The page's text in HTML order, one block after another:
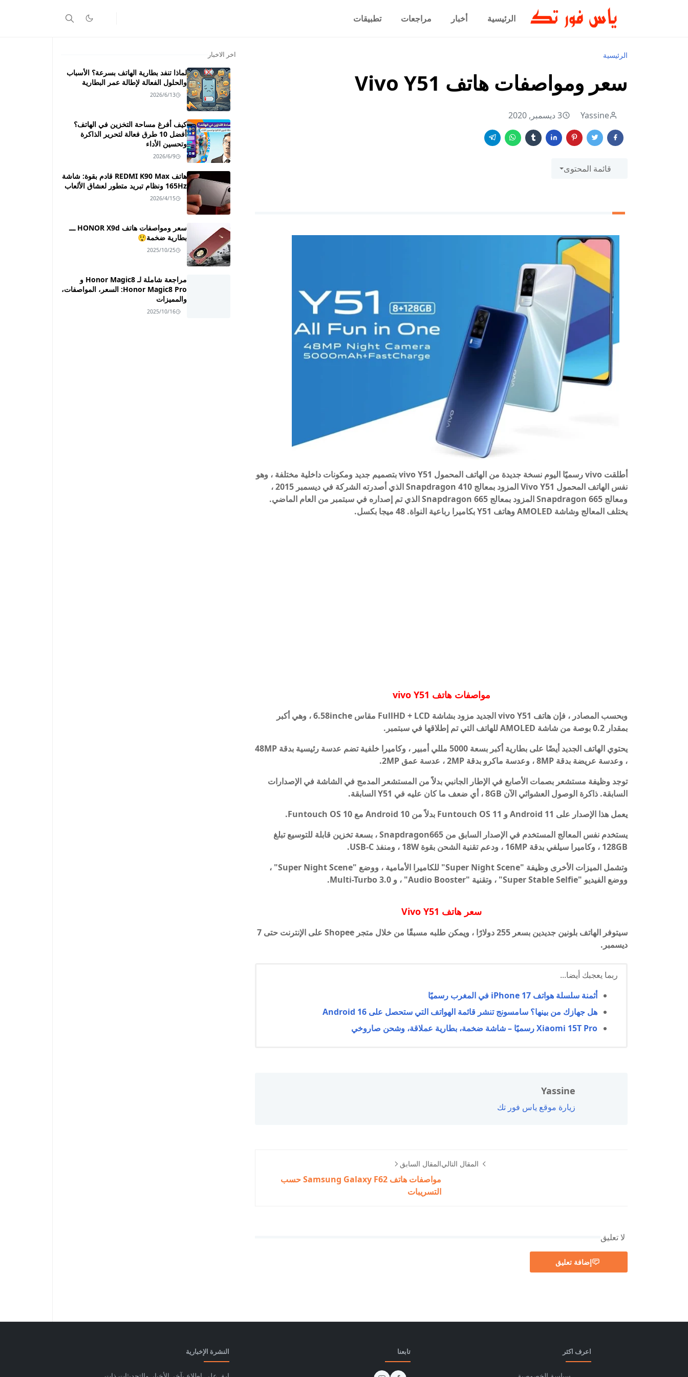
الرئيسية أخبار مراجعات تطبيقات
الرئيسية
سعر ومواصفات هاتف Vivo Y51
Yassine 3 ديسمبر, 2020
قائمة المحتوى
أطلقت vivo رسميًا اليوم نسخة جديدة من الهاتف المحمول vivo Y51 بتصميم جديد ومكونات داخلية مختلفة ، وهو
نفس الهاتف المحمول Vivo Y51 المزود بمعالج Snapdragon 410 الذي أصدرته الشركة في ديسمبر 2015 ،
ومعالج Snapdragon 665 المزود بمعالج Snapdragon 665 الذي تم إصداره في سبتمبر من العام الماضي.
يختلف المعالج وشاشة AMOLED وهاتف Y51 بكاميرا رباعية النواة. 48 ميجا بكسل.
مواصفات هاتف vivo Y51
وبحسب المصادر ، فإن هاتف vivo Y51 الجديد مزود بشاشة FullHD + LCD مقاس 6.58inche ، وهي أكبر
بمقدار 0.2 بوصة من شاشة AMOLED للهاتف التي تم إطلاقها في سبتمبر.
يحتوي الهاتف الجديد أيضًا على بطارية أكبر بسعة 5000 مللي أمبير ، وكاميرا خلفية تضم عدسة رئيسية بدقة 48MP
، وعدسة عريضة بدقة 8MP ، وعدسة ماكرو بدقة 2MP ، عدسة عمق 2MP.
توجد وظيفة مستشعر بصمات الأصابع في الإطار الجانبي بدلاً من المستشعر المدمج في الشاشة في الإصدارات
السابقة. ذاكرة الوصول العشوائي الآن 8GB ، أي ضعف ما كان عليه في Y51 السابقة.
يعمل هذا الإصدار على Android 11 و Funtouch OS 11 بدلاً من Android 10 مع Funtouch OS 10.
يستخدم نفس المعالج المستخدم في الإصدار السابق من Snapdragon665 ، بسعة تخزين قابلة للتوسيع تبلغ
128GB ، وكاميرا سيلفي بدقة 16MP ، ودعم تقنية الشحن بقوة 18W ، ومنفذ USB-C.
وتشمل الميزات الأخرى وظيفة "Super Night Scene" للكاميرا الأمامية ، ووضع "Super Night Scene" ،
ووضع الفيديو "Super Stable Selfie" ، وتقنية "Audio Booster" ، و Multi-Turbo 3.0.
سعر هاتف Vivo Y51
سيتوفر الهاتف بلونين جديدين بسعر 255 دولارًا ، ويمكن طلبه مسبقًا من خلال متجر Shopee على الإنترنت حتى 7
ديسمبر.
ربما يعجبك أيضا...
أثمنة سلسلة هواتف iPhone 17 في المغرب رسميًا
هل جهازك من بينها؟ سامسونج تنشر قائمة الهواتف التي ستحصل على Android 16
Xiaomi 15T Pro رسميًا – شاشة ضخمة، بطارية عملاقة، وشحن صاروخي
Yassine
زيارة موقع ياس فور تك
المقال التاليالمقال السابق
مواصفات هاتف Samsung Galaxy F62 حسب
التسريبات
لا تعليق
إضافة تعليق
اخر الاخبار
لماذا تنفد بطارية الهاتف بسرعة؟ الأسباب
والحلول الفعالة لإطالة عمر البطارية
2026/6/13
كيف أفرغ مساحة التخزين في الهاتف؟
أفضل 10 طرق فعالة لتحرير الذاكرة
وتحسين الأداء
2026/6/9
هاتف REDMI K90 Max قادم بقوة: شاشة
165Hz ونظام تبريد متطور لعشاق الألعاب
2026/4/15
سعر ومواصفات هاتف HONOR X9d ـــ
بطارية ضخمة😲
2025/10/25
مراجعة شاملة لـ Honor Magic8 و
Honor Magic8 Pro: السعر، المواصفات،
والمميزات
2025/10/16
اعرف اكثر تابعنا النشرة الإخبارية